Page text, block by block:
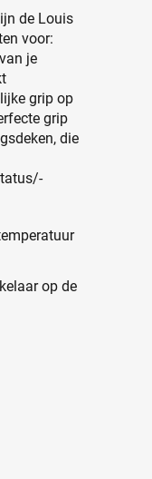
de Louis
voor:
je
grip op
grip
die
op de